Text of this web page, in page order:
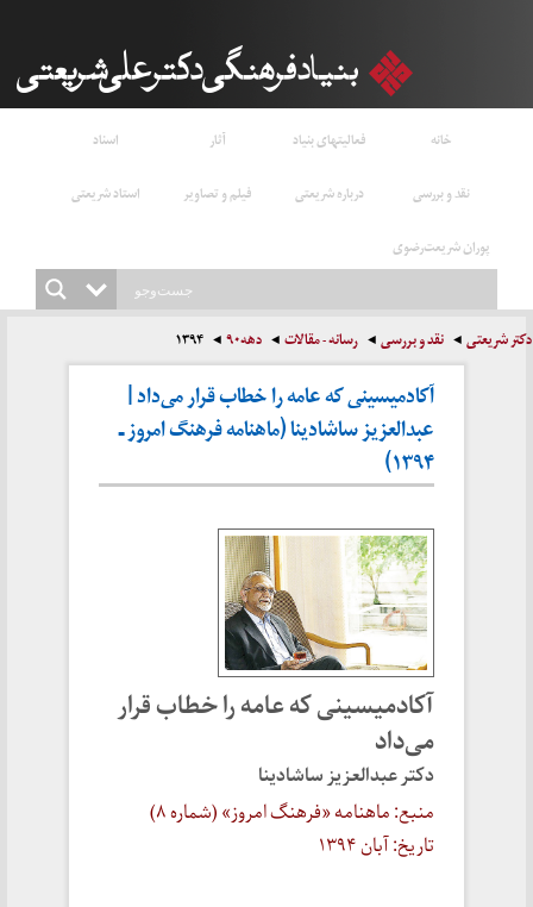
خانه فعالیتهای بنیاد آثار
اسناد
نقد و بررسی
درباره شریعتی فیلم و تصاویر
استاد شریعتی
پوران شریعت‌رضوی
دکتر شریعتی نقد و بررسی رسانه - مقالات دهه۹۰ ۱۳۹۴
آکادمیسینی که عامه را خطاب قرار می‌داد |
عبدالعزیز ساشادینا (ماهنامه فرهنگ امروز ـ
۱۳۹۴)
آکادمیسینی که عامه را خطاب قرار
می‌داد
دکتر عبدالعزیز ساشادینا
منبع: ماهنامه «فرهنگ امروز» (شماره ۸)
تاریخ: آبان ۱۳۹۴